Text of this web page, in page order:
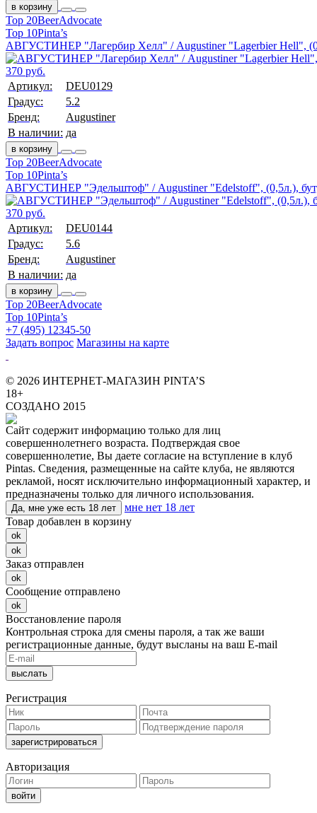
в корзину
Top 20BeerAdvocate
Top 10Pinta’s
АВГУСТИНЕР "Лагербир Хелл" / Augustiner "Lagerbier Hell",
370 руб.
Артикул:
DEU0129
Градус:
5.2
Бренд:
Augustiner
В наличии: да
в корзину
Top 20BeerAdvocate
Top 10Pinta’s
АВГУСТИНЕР "Эдельштоф" / Augustiner "Edelstoff", (0,5л.), бут,
370 руб.
Артикул:
DEU0144
Градус:
5.6
Бренд:
Augustiner
В наличии: да
в корзину
Top 20BeerAdvocate
Top 10Pinta’s
+7 (495) 12345-50
Задать вопрос Магазины на карте
© 2026 ИНТЕРНЕТ-МАГАЗИН PINTA’S
18+
СОЗДАНО 2015
Сайт содержит информацию только для лиц
совершеннолетнего возраста. Подтверждая свое
совершеннолетие, Вы даете согласие на вступление в клуб
Pintas. Сведения, размещенные на сайте клуба, не являются
рекламой, носят исключительно информационный характер, и
предназначены только для личного использования.
Да, мне уже есть 18 лет
мне нет 18 лет
Товар добавлен в корзину
ok
ok
Заказ отправлен
ok
Сообщение отправлено
ok
Восстановление пароля
Контрольная строка для смены пароля, а так же ваши
регистрационные данные, будут высланы на ваш E-mail
Регистрация
Авторизация